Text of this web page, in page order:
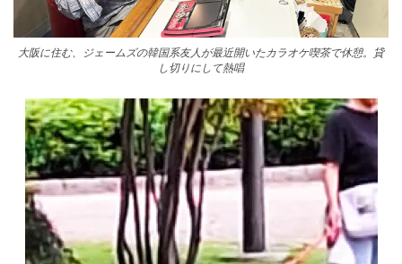
大阪に住む、ジェームズの韓国系友人が最近開いたカラオケ喫茶で休憩。貸
し切りにして熱唱